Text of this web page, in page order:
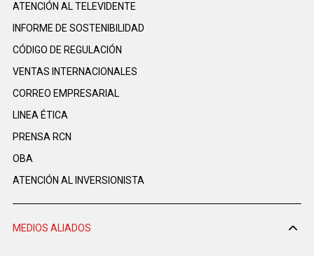
ATENCIÓN AL TELEVIDENTE
INFORME DE SOSTENIBILIDAD
CÓDIGO DE REGULACIÓN
VENTAS INTERNACIONALES
CORREO EMPRESARIAL
LINEA ÉTICA
PRENSA RCN
OBA
ATENCIÓN AL INVERSIONISTA
MEDIOS ALIADOS